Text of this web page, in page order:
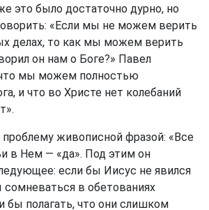
это было достаточно дурно, но
«Если мы не можем верить
делах, то как мы можем верить
он нам о Боге?» Павел
что мы можем полностью
и что во Христе нет колебаний
проблему живописной фразой: «Все
в Нем — «да». Под этим он
если бы Иисус не явился
в обетованиях
бы полагать, что они слишком